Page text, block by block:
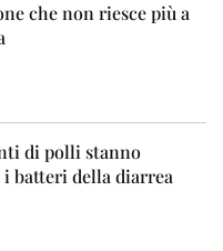
che non riesce più a
di polli stanno
batteri della diarrea